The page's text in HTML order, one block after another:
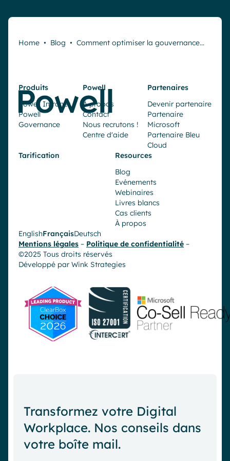
Demander une démo
Home • Blog • Comment optimiser la gouvernance…
Produits
Powell Intranet
Powell
Governance
Powell
À propos
Contact
Nous recrutons !
Centre d'aide
Partenaires
Devenir partenaire
Partenaire
Microsoft
Partenaire Bleu
Cloud
Tarification
Resources
Blog
Evénements
Webinaires
Livres blancs
Cas clients
À propos
EnglishFrançaisDeutsch
Mentions légales – Politique de confidentialité –
©2025 Tous droits réservés
Développé par Wink Strategies
Transformez votre Digital
Workplace. Nos conseils dans
votre boîte mail.